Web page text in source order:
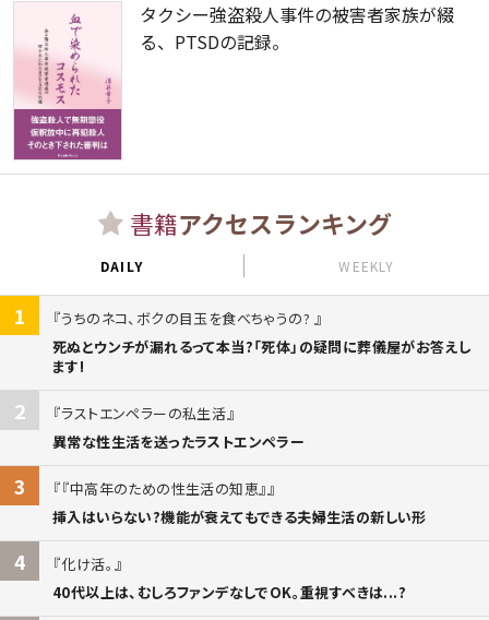
タクシー強盗殺人事件の被害者家族が綴
る、PTSDの記録。
書籍アクセスランキング
DAILY WEEKLY
1
うちのネコ、ボクの目玉を食べちゃうの?
死ぬとウンチが漏れるって本当?「死体」の疑問に葬儀屋がお答えし
ます!
2
ラストエンペラーの私生活
異常な性生活を送ったラストエンペラー
3
『中高年のための性生活の知恵』
挿入はいらない?機能が衰えてもできる夫婦生活の新しい形
4
化け活。
40代以上は、むしろファンデなしでOK。重視すべきは...?